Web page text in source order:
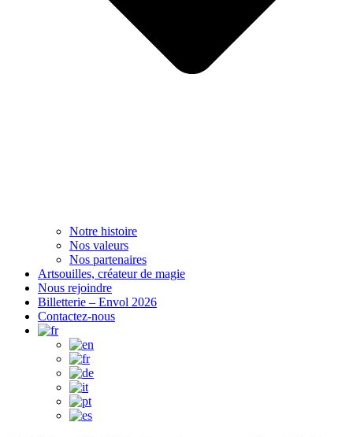
Notre histoire
Nos valeurs
Nos partenaires
Artsouilles, créateur de magie
Nous rejoindre
Billetterie – Envol 2026
Contactez-nous